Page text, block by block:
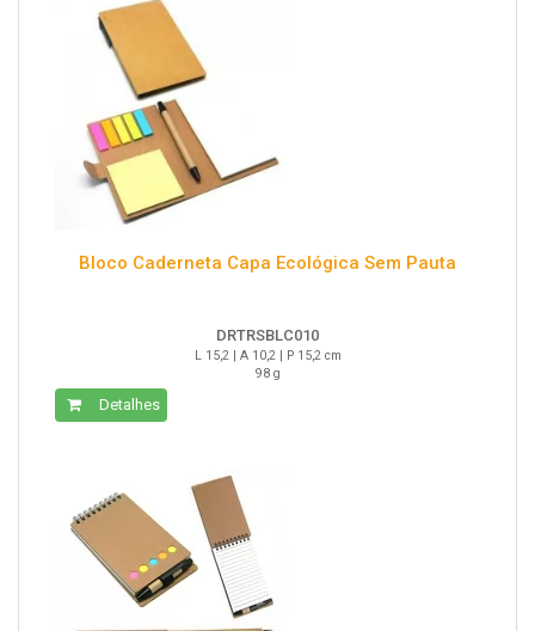
Bloco Caderneta Capa Ecológica Sem Pauta
DRTRSBLC010
L 15,2 | A 10,2 | P 15,2 cm
98 g
Detalhes